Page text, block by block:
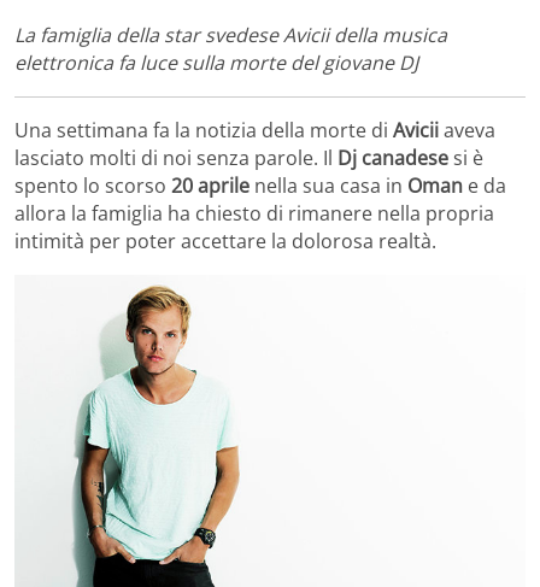
La famiglia della star svedese Avicii della musica
elettronica fa luce sulla morte del giovane DJ
Una settimana fa la notizia della morte di Aviciiaveva
lasciato molti di noi senza parole. Il Dj canadesesi è
spento lo scorso 20 aprile nella sua casa in Oman e da
allora la famiglia ha chiesto di rimanere nella propria
intimità per poter accettare la dolorosa realtà.